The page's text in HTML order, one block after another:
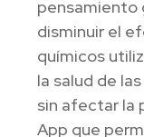
pensamiento
disminuir el
químicos
la salud de
sin afectar la
App que